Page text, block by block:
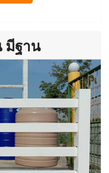
มีฐาน